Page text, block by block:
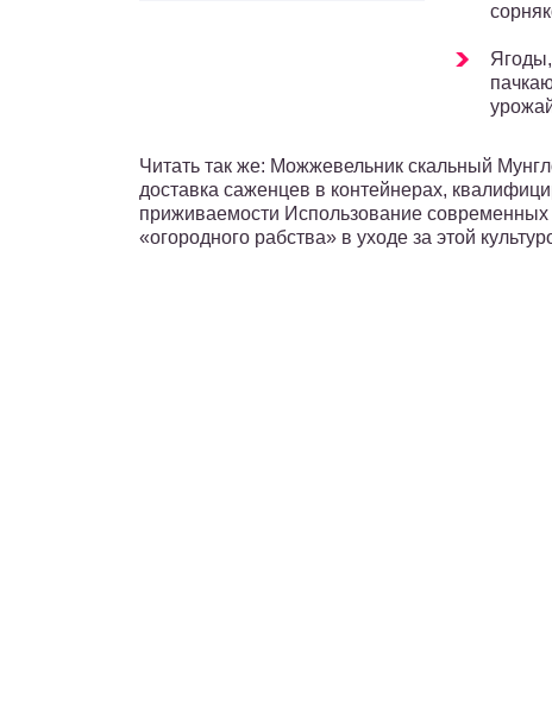
Читать так же: Можжевельник скальный
доставка саженцев в контейнерах,
приживаемости Использование
«огородного рабства» в уходе за этой